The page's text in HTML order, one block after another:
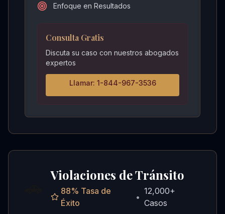
Enfoque en Resultados
Consulta Gratis
Discuta su caso con nuestros abogados
expertos
Llamar: 1-844-967-3536
Violaciones de Tránsito
88% Tasa de
Éxito
•
12,000+
Casos